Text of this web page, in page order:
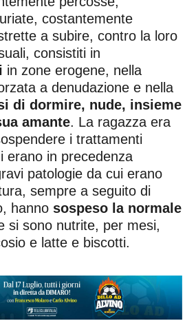
costantemente
a subire, contro la loro
consistiti in
in zone erogene, nella
a denudazione e nella
di dormire, nude, insieme
amante. La ragazza era
i trattamenti
erano in precedenza
patologie da cui erano
sempre a seguito di
hanno sospeso la normale
si sono nutrite, per mesi,
e latte e biscotti.